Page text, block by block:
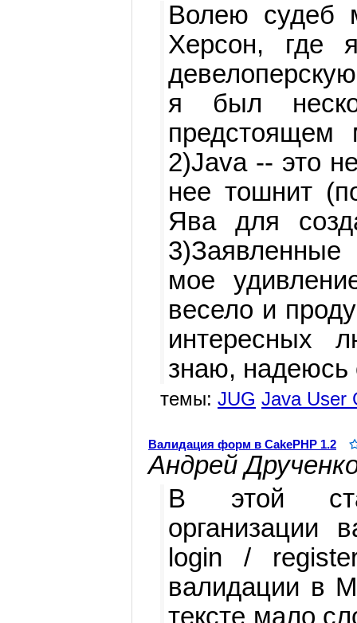
Волею судеб
Херсон, где
я был
предстоящем
2)Java -- это
нее тошнит
Ява для
мое
весело и
интересных
знаю, надеюсь
темы: JUG Java User
Валидация форм в CakePHP 1.2
Андрей
В этой
организации
login /
валидации в
тексте мало